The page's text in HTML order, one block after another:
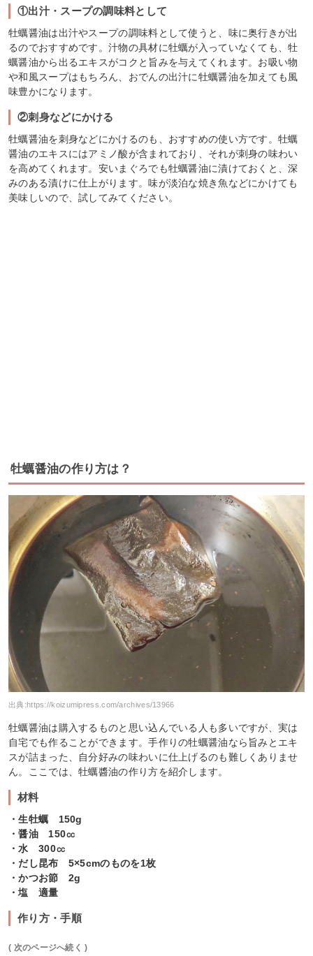
①出汁・スープの調味料として
牡蠣醤油は出汁やスープの調味料として使うと、味に奥行きが出
るのでおすすめです。汁物の具材に牡蠣が入っていなくても、牡
蠣醤油から出るエキスがコクと旨みを与えてくれます。お吸い物
や和風スープはもちろん、おでんの出汁に牡蠣醤油を加えても風
味豊かになります。
②刺身などにかける
牡蠣醤油を刺身などにかけるのも、おすすめの使い方です。牡蠣
醤油のエキスにはアミノ酸が含まれており、それが刺身の味わい
を高めてくれます。安いまぐろでも牡蠣醤油に漬けておくと、深
みのある漬けに仕上がります。味が淡泊な焼き魚などにかけても
美味しいので、試してみてください。
牡蠣醤油の作り方は？
出典: https://koizumipress.com/archives/13966
牡蠣醤油は購入するものと思い込んでいる人も多いですが、実は
自宅でも作ることができます。手作りの牡蠣醤油なら旨みとエキ
スが詰まった、自分好みの味わいに仕上げるのも難しくありませ
ん。ここでは、牡蠣醬油の作り方を紹介します。
材料
・生牡蠣 150g
・醤油 150㏄
・水 300㏄
・だし昆布 5×5cmのものを1枚
・かつお節 2g
・塩 適量
作り方・手順
( 次のページへ続く )